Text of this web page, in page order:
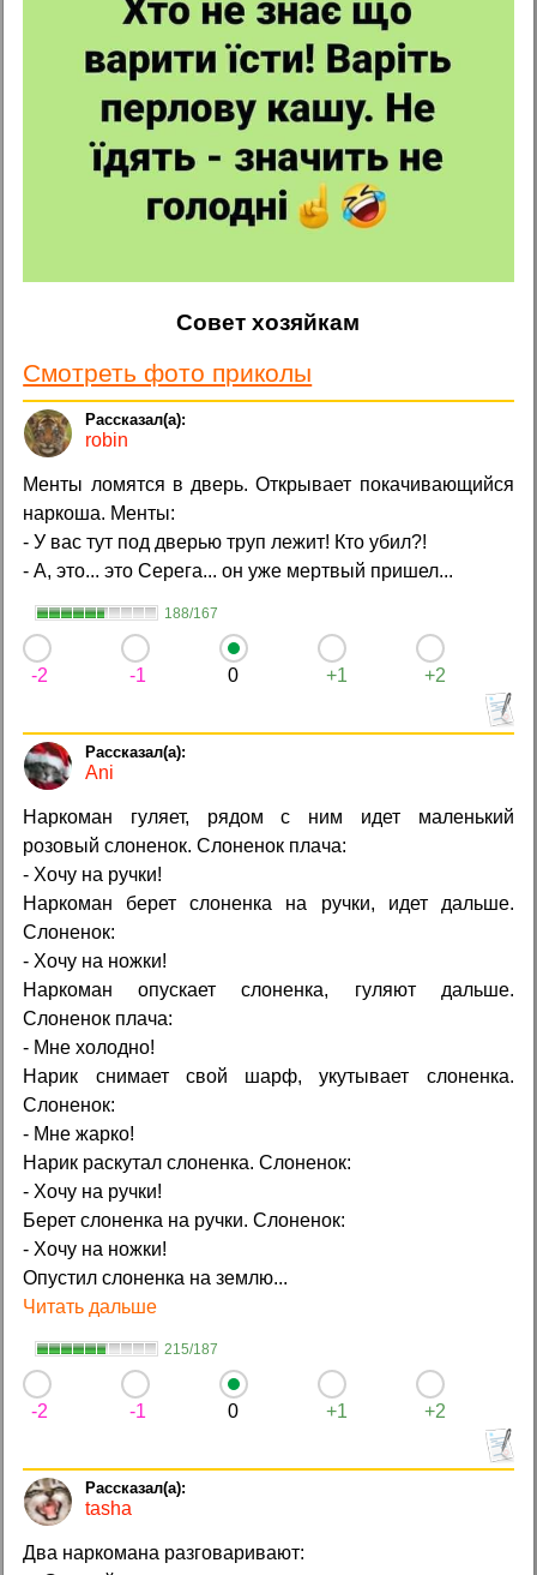
Совет хозяйкам
Смотреть фото приколы
robin
Менты ломятся в дверь. Открывает покачивающийся
наркоша. Менты:
- У вас тут под дверью труп лежит! Кто убил?!
- А, это... это Серега... он уже мертвый пришел...
188/167
-2 -1 0 +1 +2
Ani
Наркоман гуляет, рядом с ним идет маленький
розовый слоненок. Слоненок плача:
- Хочу на ручки!
Наркоман берет слоненка на ручки, идет дальше.
Слоненок:
- Хочу на ножки!
Наркоман опускает слоненка, гуляют дальше.
Слоненок плача:
- Мне холодно!
Нарик снимает свой шарф, укутывает слоненка.
Слоненок:
- Мне жарко!
Нарик раскутал слоненка. Слоненок:
- Хочу на ручки!
Берет слоненка на ручки. Слоненок:
- Хочу на ножки!
Опустил слоненка на землю...
Читать дальше
215/187
-2 -1 0 +1 +2
tasha
Два наркомана разговаривают: